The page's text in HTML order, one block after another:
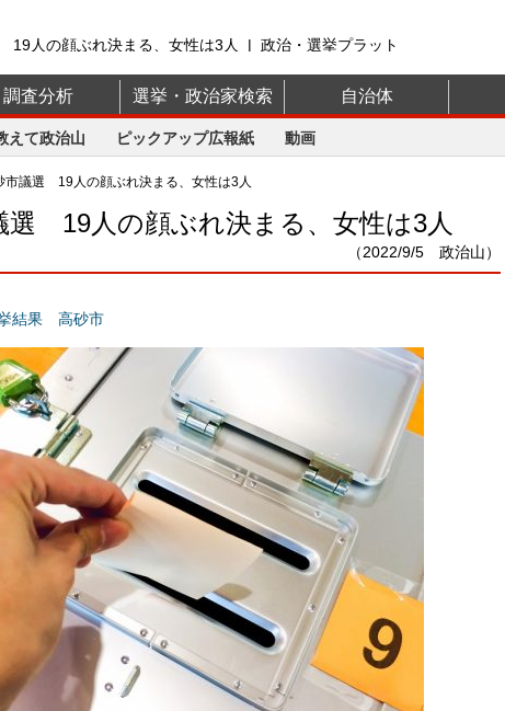
19人の顔ぶれ決まる、女性は3人 | 政治・選挙プラット
調査分析 選挙・政治家検索 自治体
えて政治山 ピックアップ広報紙 動画
議選 19人の顔ぶれ決まる、女性は3人
選 19人の顔ぶれ決まる、女性は3人
（2022/9/5 政治山）
結果 高砂市